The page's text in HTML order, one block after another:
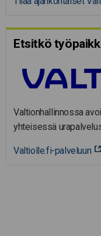
Etsitkö
Valtionhallinnossa
yhteisessä
Valtiolle.fi-palveluun